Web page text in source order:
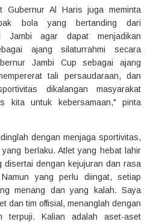
Gubernur Al Haris juga meminta
bola yang bertanding dari
Jambi agar dapat menjadikan
ajang silaturrahmi secara
Jambi Cup sebagai ajang
tali persaudaraan, dan
dikalangan masyarakat
kita untuk kebersamaan," pinta
dengan menjaga sportivitas,
berlaku. Atlet yang hebat lahir
dengan kejujuran dan rasa
yang perlu diingat, setiap
menang dan yang kalah. Saya
dan tim offisial, menanglah dengan
terpuji. Kalian adalah aset-aset